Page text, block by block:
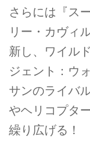
さらには『ス
リー・カヴィ
新し、ワイル
ジェント：ウ
サンのライバ
やヘリコプタ
繰り広げる！